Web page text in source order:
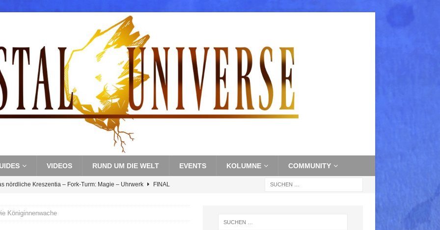
VIDEOS RUND UM DIE WELT EVENTS KOLUMNE COMMUNITY
nördliche Kreszentia – Fork-Turm: Magie – Uhrwerk FINAL
nördliche Kreszentia – Fork-Turm: Magie – Boss 3: Nekrophobia
Königinnenwache